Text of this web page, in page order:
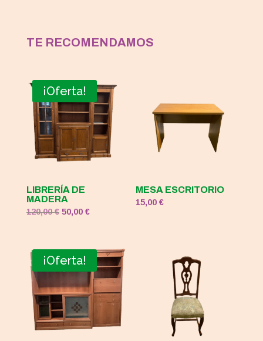
TE RECOMENDAMOS
¡Oferta!
LIBRERÍA DE
MADERA
120,00€ El
era:
120,00 €.
50,00 €El
es:
50,00 €.
MESA ESCRITORIO
15,00€
¡Oferta!